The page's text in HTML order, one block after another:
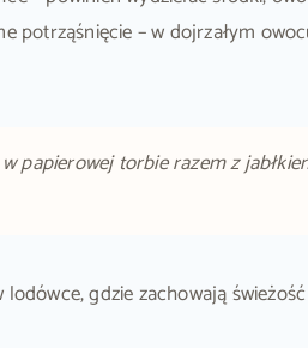
potrząśnięcie – w dojrzałym
papierowej torbie razem z
gdzie zachowają